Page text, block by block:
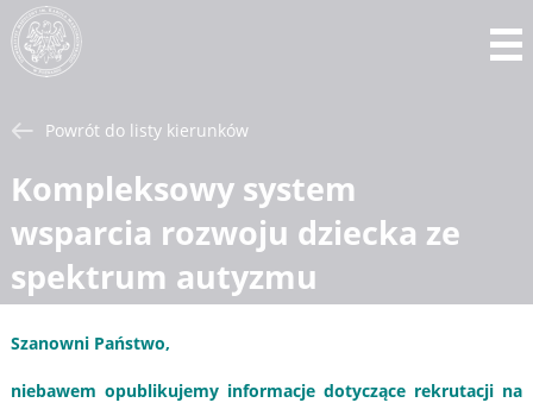
Powrót do listy kierunków
Kompleksowy system
wsparcia rozwoju dziecka ze
spektrum autyzmu
Szanowni Państwo,
niebawem opublikujemy informacje dotyczące rekrutacji na